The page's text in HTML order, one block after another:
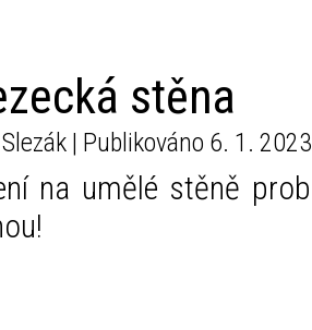
stěna
| Publikováno 6. 1.
na umělé stěně